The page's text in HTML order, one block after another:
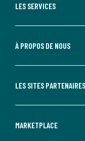
LES SERVICES
À PROPOS DE NOUS
LES SITES PARTENAIRES
MARKETPLACE